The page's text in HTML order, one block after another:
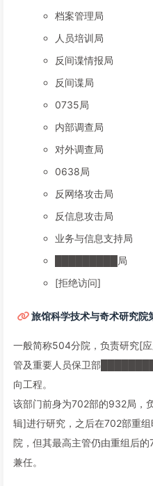
档案管理局
人员培训局
反间谍情报局
反间谍局
0735局
内部调查局
对外调查局
0638局
反网络攻击局
反信息攻击局
业务与信息支持局
█████████局
[拒绝访问]
旅馆科学技术与奇术研究
一般简称504分院，负责研究[
管及重要人员保卫部
向工程。
该部门前身为702部的932局，
辑]进行研究，之后在702部重
院，但其最高主管仍由重组后
兼任。